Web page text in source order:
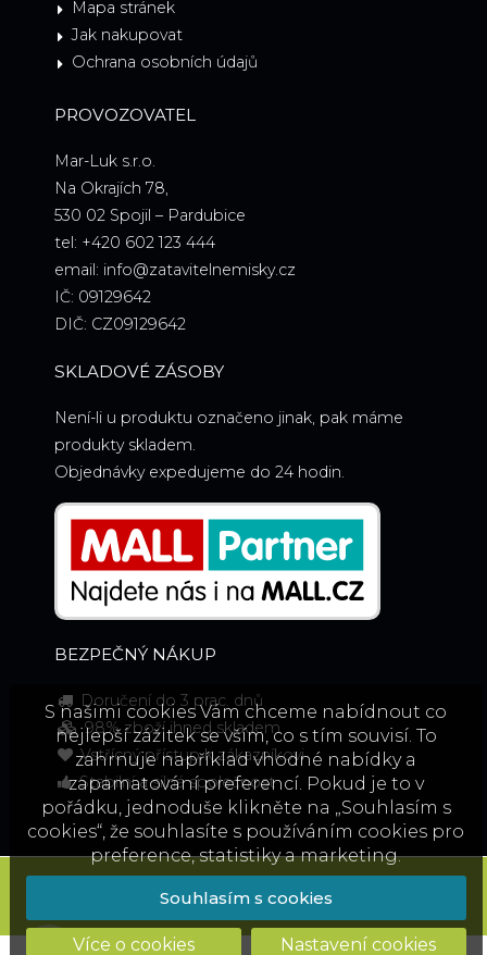
S našimi cookies Vám chceme nabídnout co
nejlepší zážitek se vším, co s tím souvisí. To
zahrnuje například vhodné nabídky a
zapamatování preferencí. Pokud je to v
pořádku, jednoduše klikněte na „Souhlasím s
cookies“, že souhlasíte s používáním cookies pro
preference, statistiky a marketing.
Souhlasím s cookies
Nastavení cookies
Více o cookies
Mapa stránek
Jak nakupovat
Ochrana osobních údajů
PROVOZOVATEL
Mar-Luk s.r.o.
Na Okrajích 78,
530 02 Spojil – Pardubice
tel: +420 602 123 444
email: info@zatavitelnemisky.cz
IČ: 09129642
DIČ: CZ09129642
SKLADOVÉ ZÁSOBY
Není-li u produktu označeno jinak, pak máme
produkty skladem.
Objednávky expedujeme do 24 hodin.
BEZPEČNÝ NÁKUP
Doručení do 3 prac. dnů
98% zboží ihned skladem
Vstřícný přístup k zákazníkovi
Stabilní a silná společnost
Běží na